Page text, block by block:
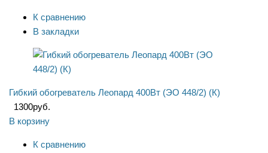
К сравнению
В закладки
Гибкий обогреватель Леопард 400Вт (ЭО 448/2) (К)
1300руб.
В корзину
К сравнению